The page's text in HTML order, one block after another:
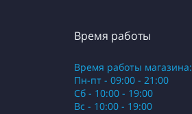
Время работы
Время работы магазина:
Пн-пт - 09:00 - 21:00
Сб - 10:00 - 19:00
Вс - 10:00 - 19:00